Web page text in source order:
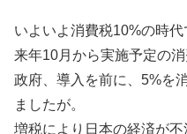
いよいよ消費税10%の時
来年10月から実施予定の消
政府、導入を前に、5%を
ましたが。
増税により日本の経済が不